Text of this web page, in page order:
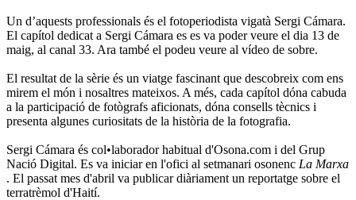
Un d’aquests professionals és el fotoperiodista vigatà Sergi Cámara.
El capítol dedicat a Sergi Cámara es es va poder veure el dia 13 de
maig, al canal 33. Ara també el podeu veure al vídeo de sobre.
El resultat de la sèrie és un viatge fascinant que descobreix com ens
mirem el món i nosaltres mateixos. A més, cada capítol dóna cabuda
a la participació de fotògrafs aficionats, dóna consells tècnics i
presenta algunes curiositats de la història de la fotografia.
Sergi Cámara és col•laborador habitual d'Osona.com i del Grup
Nació Digital. Es va iniciar en l'ofici al setmanari osonenc La Marxa
. El passat mes d'abril va publicar diàriament un reportatge sobre el
terratrèmol d'Haití.